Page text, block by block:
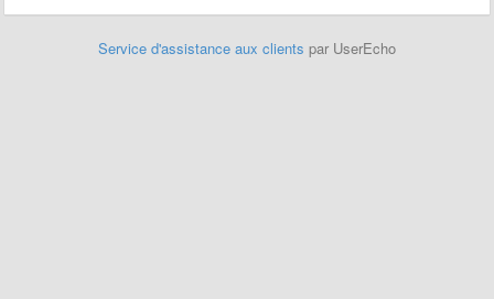
Service d'assistance aux clients par UserEcho